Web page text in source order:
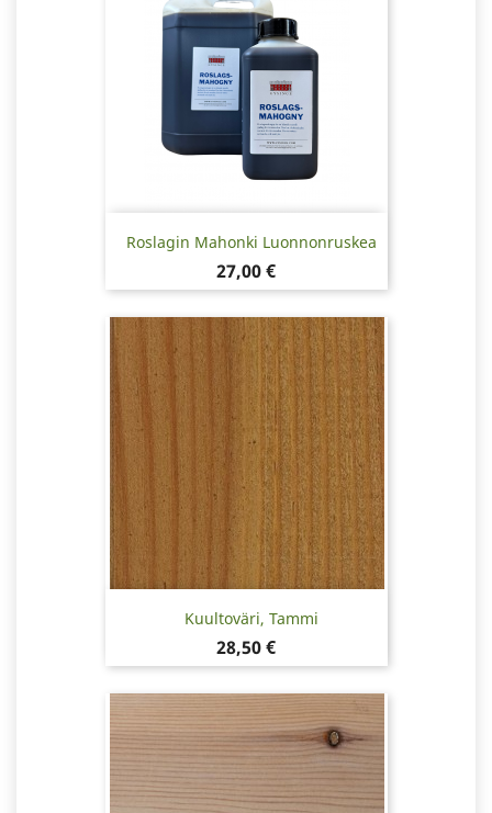
Roslagin Mahonki Luonnonruskea
Hinta
27,00 €
Kuultoväri, Tammi
Hinta
28,50 €